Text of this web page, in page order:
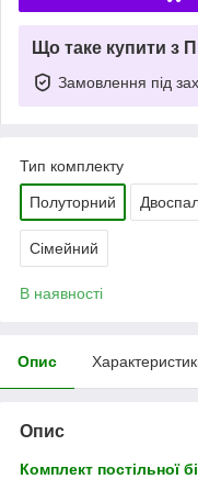
Що таке купити з
Замовлення під
Тип комплекту
Полуторний
Сімейний
В наявності
Опис
Опис
Комплект постільної